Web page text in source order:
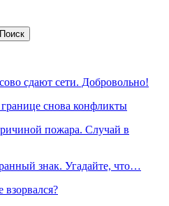
сдают сети. Добровольно!
снова конфликты
пожара. Случай в
знак. Угадайте, что…
взорвался?